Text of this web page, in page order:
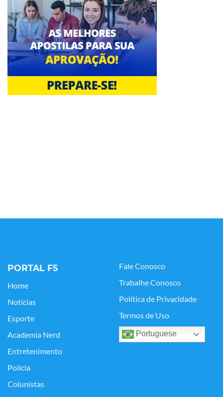
PORTAL F5
Home
Notícias
Esporte
Academia Nerd
Entretenimento
Polícia
Colunistas
Fale Conosco
Trabalhe Conosco
Política de Privacidade
Termos de Uso
Portuguese